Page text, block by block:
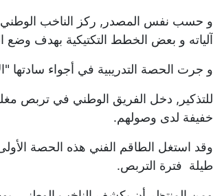
و حسب نفس المصدر, ركز الناخب الوطني,
آلياته و بعض الخطط التكتيكية بهدف وضع
و جرت الحصة التدريبية في أجواء سادتها
خفيفة لدى وصولهم.
وقد استغل الطاقم الفني هذه الحصة
طيلة فترة التربص.